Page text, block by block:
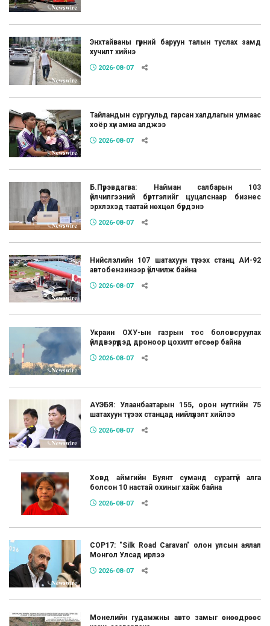
Энхтайваны гүүрний баруун талын туслах замд
хучилт хийнэ
2026-08-07
Тайландын сургуульд гарсан халдлагын улмаас
хоёр хүн амиа алджээ
2026-08-07
Б.Пүрэвдагва: Найман салбарын 103
үйлчилгээний бүртгэлийг цуцалснаар бизнес
эрхлэхэд таатай нөхцөл бүрдэнэ
2026-08-07
Нийслэлийн 107 шатахуун түгээх станц АИ-92
автобензинээр үйлчилж байна
2026-08-07
Украин ОХУ-ын газрын тос боловсруулах
үйлдвэрүүдэд дроноор цохилт өгсөөр байна
2026-08-07
АҮЭБЯ: Улаанбаатарын 155, орон нутгийн 75
шатахуун түгээх станцад нийлүүлэлт хийлээ
2026-08-07
Ховд аймгийн Буянт суманд сураггүй алга
болсон 10 настай охиныг хайж байна
2026-08-07
COP17: "Silk Road Caravan" олон улсын аялал
Монгол Улсад ирлээ
2026-08-07
Монелийн гудамжны авто замыг өнөөдрөөс